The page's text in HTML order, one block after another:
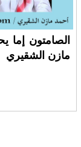
الصامتون إما
مازن الشقيري